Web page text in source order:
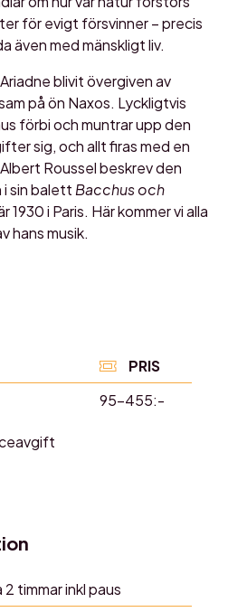
för evigt försvinner – precis
även med mänskligt liv.
blivit övergiven av
på ön Naxos. Lyckligtvis
förbi och muntrar upp den
sig, och allt firas med en
Roussel beskrev den
i sin balett Bacchus och
1930 i Paris. Här kommer vi alla
hans musik.
PRIS
95-455:-
2 timmar inkl paus